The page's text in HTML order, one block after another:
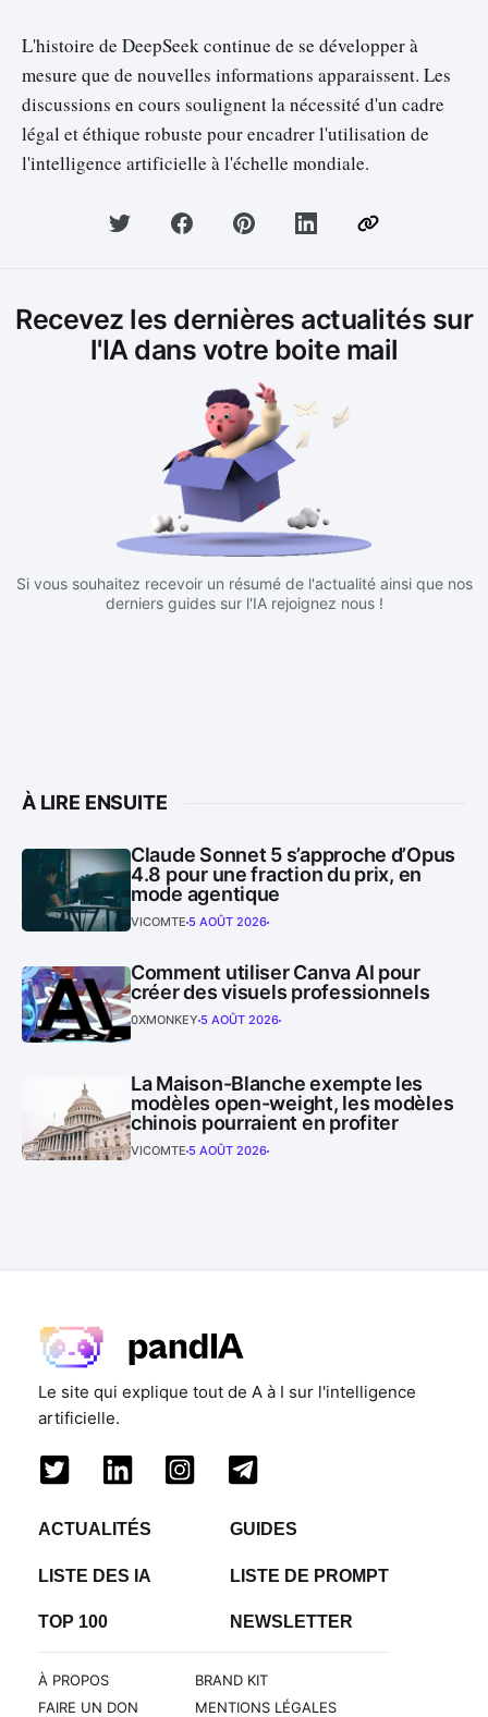
L'histoire de DeepSeek continue de se développer à
mesure que de nouvelles informations apparaissent. Les
discussions en cours soulignent la nécessité d'un cadre
légal et éthique robuste pour encadrer l'utilisation de
l'intelligence artificielle à l'échelle mondiale.
Recevez les dernières actualités sur
l'IA dans votre boite mail
Si vous souhaitez recevoir un résumé de l'actualité ainsi que nos
derniers guides sur l'IA rejoignez nous !
À LIRE ENSUITE
Claude Sonnet 5 s’approche d’Opus
4.8 pour une fraction du prix, en
mode agentique
VICOMTE 5 AOÛT 2026
Comment utiliser Canva AI pour
créer des visuels professionnels
0XMONKEY 5 AOÛT 2026
La Maison-Blanche exempte les
modèles open-weight, les modèles
chinois pourraient en profiter
VICOMTE 5 AOÛT 2026
Le site qui explique tout de A à I sur l'intelligence
artificielle.
ACTUALITÉS GUIDES
LISTE DES IA LISTE DE PROMPT
TOP 100 NEWSLETTER
À PROPOS
FAIRE UN DON
BRAND KIT
MENTIONS LÉGALES